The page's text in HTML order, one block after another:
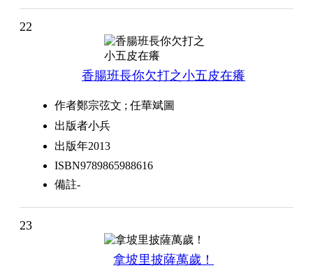
22
香腸班長你欠打之小五皮在癢
作者鄭宗弦文 ; 任華斌圖
出版者小兵
出版年2013
ISBN9789865988616
備註-
23
拿坡里披薩萬歲！